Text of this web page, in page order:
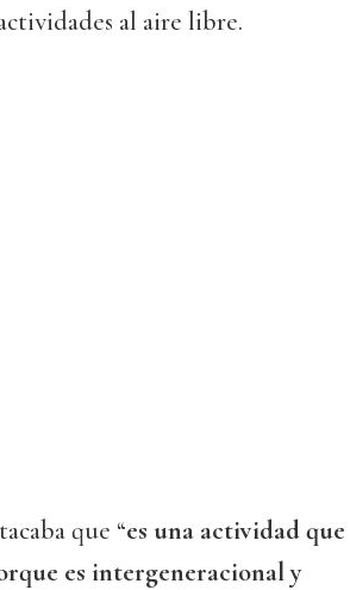
al aire libre.
que “es una actividad que
es intergeneracional y